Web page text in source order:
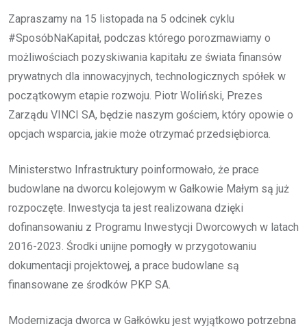
Zapraszamy na 15 listopada na 5 odcinek cyklu
#SposóbNaKapitał, podczas którego porozmawiamy o
możliwościach pozyskiwania kapitału ze świata finansów
prywatnych dla innowacyjnych, technologicznych spółek w
początkowym etapie rozwoju. Piotr Woliński, Prezes
Zarządu VINCI SA, będzie naszym gościem, który opowie o
opcjach wsparcia, jakie może otrzymać przedsiębiorca.
Ministerstwo Infrastruktury poinformowało, że prace
budowlane na dworcu kolejowym w Gałkowie Małym są już
rozpoczęte. Inwestycja ta jest realizowana dzięki
dofinansowaniu z Programu Inwestycji Dworcowych w latach
2016-2023. Środki unijne pomogły w przygotowaniu
dokumentacji projektowej, a prace budowlane są
finansowane ze środków PKP SA.
Modernizacja dworca w Gałkówku jest wyjątkowo potrzebna